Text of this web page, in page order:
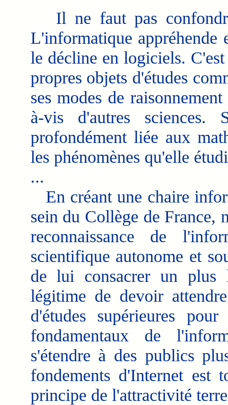
Il ne faut pas
L'informatique appréhende
le décline en logiciels.
propres objets d'études
ses modes de
à-vis d'autres sciences.
profondément liée aux
les phénomènes qu'elle
...
En créant une chaire
sein du Collège de France,
reconnaissance de
scientifique autonome et
de lui consacrer un plus
légitime de devoir
d'études supérieures
fondamentaux de
s'étendre à des publics
fondements d'Internet est
principe de l'attractivité